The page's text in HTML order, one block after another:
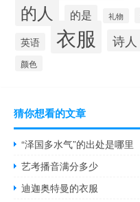
的人 的是 礼物
英语 衣服 诗人
颜色
猜你想看的文章
“泽国多水气”的出处是哪里
艺考播音满分多少
迪迦奥特曼的衣服